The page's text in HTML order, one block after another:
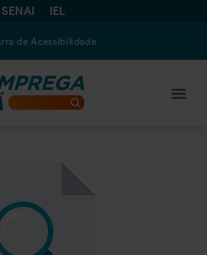
SENAI IEL
de Acessibilidade